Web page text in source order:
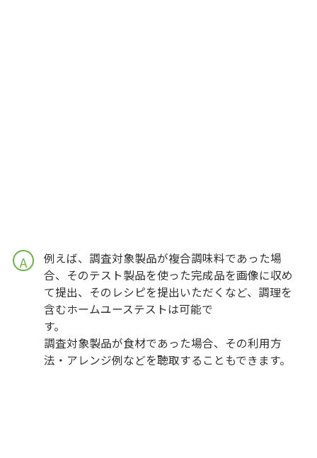
A
例えば、調査対象製品が複合調味料であった場
合、そのテスト製品を使った完成品を画像に収め
て提出、そのレシピを提出いただくなど、調理を
含むホームユーステストは可能で
調査対象製品が食材であった場合、その利用方
法・アレンジ例などを聴取することもできます。